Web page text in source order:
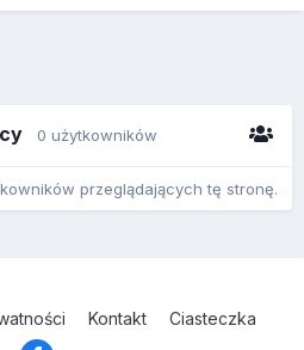
0 użytkowników
przeglądających tę stronę.
Kontakt Ciasteczka